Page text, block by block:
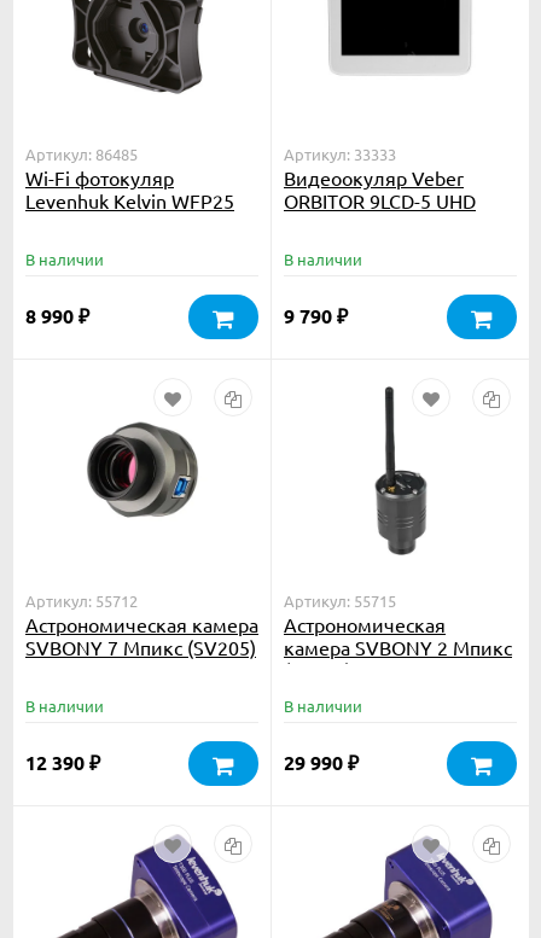
Артикул: 86485
Wi-Fi фотокуляр
Levenhuk Kelvin WFP25
В наличии
8 990 ₽
Артикул: 33333
Видеоокуляр Veber
ORBITOR 9LCD-5 UHD
В наличии
9 790 ₽
Артикул: 55712
Астрономическая камера
SVBONY 7 Мпикс (SV205)
В наличии
12 390 ₽
Артикул: 55715
Астрономическая
камера SVBONY 2 Мпикс
(SC311) Wi-Fi
В наличии
29 990 ₽